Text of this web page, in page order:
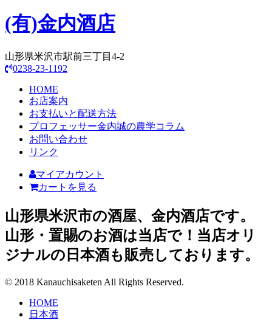
(有)金内酒店
山形県米沢市駅前三丁目4-2
0238-23-1192
HOME
お店案内
お支払いと配送方法
プロフェッサー金内誠の農学コラム
お問い合わせ
リンク
マイアカウント
カートを見る
山形県米沢市の酒屋、金内酒店です。
山形・置賜のお酒は当店で！当店オリ
ジナルの日本酒も販売しております。
© 2018 Kanauchisaketen All Rights Reserved.
HOME
日本酒